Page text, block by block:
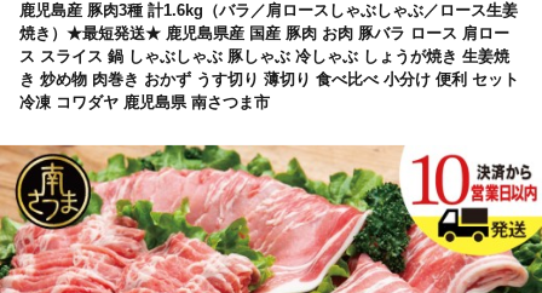
鹿児島産 豚肉3種 計1.6kg（バラ／肩ロースしゃぶしゃぶ／ロース生姜
焼き）★最短発送★ 鹿児島県産 国産 豚肉 お肉 豚バラ ロース 肩ロー
ス スライス 鍋 しゃぶしゃぶ 豚しゃぶ 冷しゃぶ しょうが焼き 生姜焼
き 炒め物 肉巻き おかず うす切り 薄切り 食べ比べ 小分け 便利 セット
冷凍 コワダヤ 鹿児島県 南さつま市